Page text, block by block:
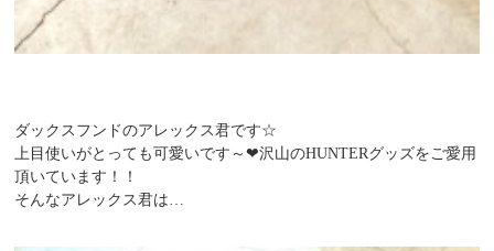
ダックスフンドのアレックス君です☆
上目使いがとっても可愛いです～❤沢山のHUNTERグッズをご愛用
頂いています！！
そんなアレックス君は…